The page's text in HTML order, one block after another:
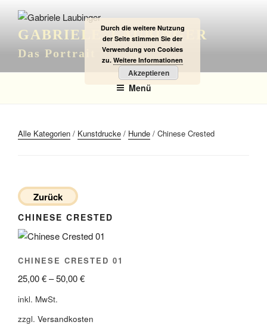
Inhalt
springenGABRIELE LAUBINGER
Das Portrait
Menü
Alle Kategorien / Kunstdrucke / Hunde / Chinese Crested
Zurück
CHINESE CRESTED
CHINESE CRESTED 01
25,00€–50,00€
inkl. MwSt.
zzgl. Versandkosten
Durch die weitere Nutzung
der Seite stimmen Sie der
Verwendung von Cookies
zu. Weitere Informationen
Akzeptieren